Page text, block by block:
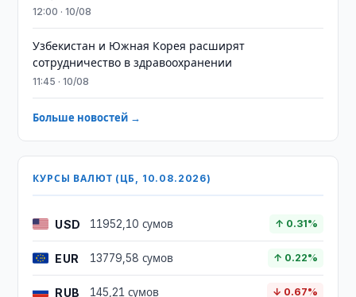
12:00 · 10/08
Узбекистан и Южная Корея расширят
сотрудничество в здравоохранении
11:45 · 10/08
Больше новостей →
КУРСЫ ВАЛЮТ (ЦБ, 10.08.2026)
USD 11952,10 сумов ↑ 0.31%
EUR 13779,58 сумов ↑ 0.22%
RUB 145,21 сумов ↓ 0.67%